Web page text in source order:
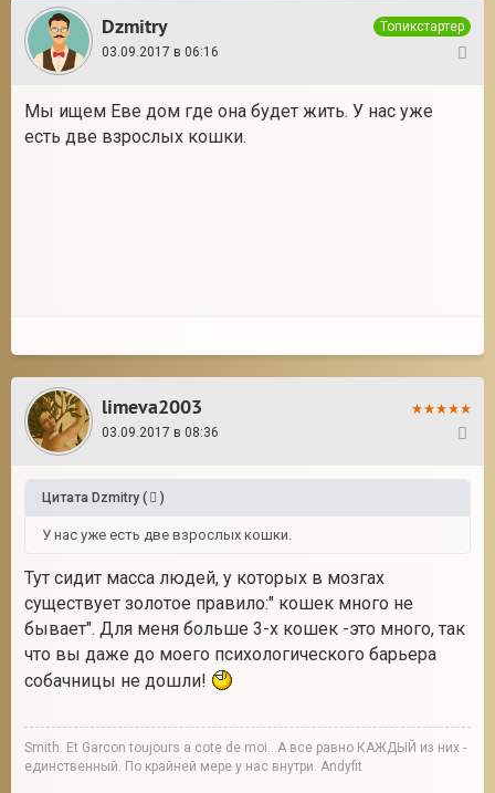
Dzmitry
Топикстартер
03.09.2017 в 06:16
Мы ищем Еве дом где она будет жить. У нас уже
есть две взрослых кошки.
limeva2003
03.09.2017 в 08:36
Цитата Dzmitry ( )
У нас уже есть две взрослых кошки.
Тут сидит масса людей, у которых в мозгах
существует золотое правило:" кошек много не
бывает". Для меня больше 3-х кошек -это много, так
что вы даже до моего психологического барьера
собачницы не дошли!
Smith. Et Garcon toujours a cote de moi...А все равно КАЖДЫЙ из них -
единственный. По крайней мере у нас внутри. Andyfit